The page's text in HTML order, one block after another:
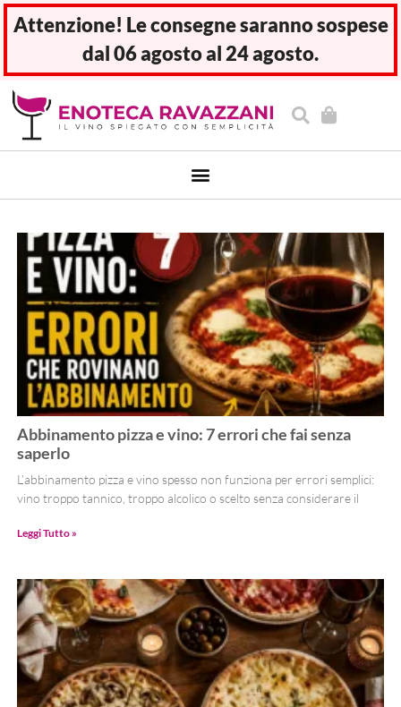
Attenzione! Le consegne saranno sospese
dal 06 agosto al 24 agosto.
Abbinamento pizza e vino: 7 errori che fai senza
saperlo
L’abbinamento pizza e vino spesso non funziona per errori semplici:
vino troppo tannico, troppo alcolico o scelto senza considerare il
Leggi Tutto »